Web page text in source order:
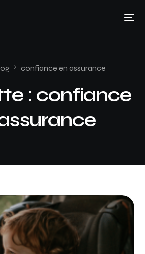
confiance en assurance
: confiance